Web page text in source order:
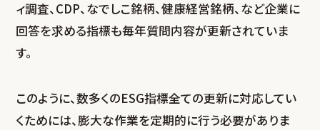
ィ調査、CDP、なでしこ銘柄、健康経営銘柄、など企業に
回答を求める指標も毎年質問内容が更新されていま
す。
このように、数多くのESG指標全ての更新に対応してい
くためには、膨大な作業を定期的に行う必要がありま